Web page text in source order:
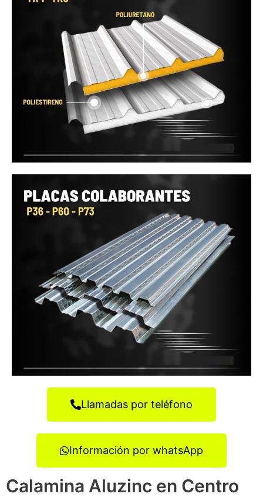
Llamadas por teléfono
Información por whatsApp
Calamina Aluzinc en Centro